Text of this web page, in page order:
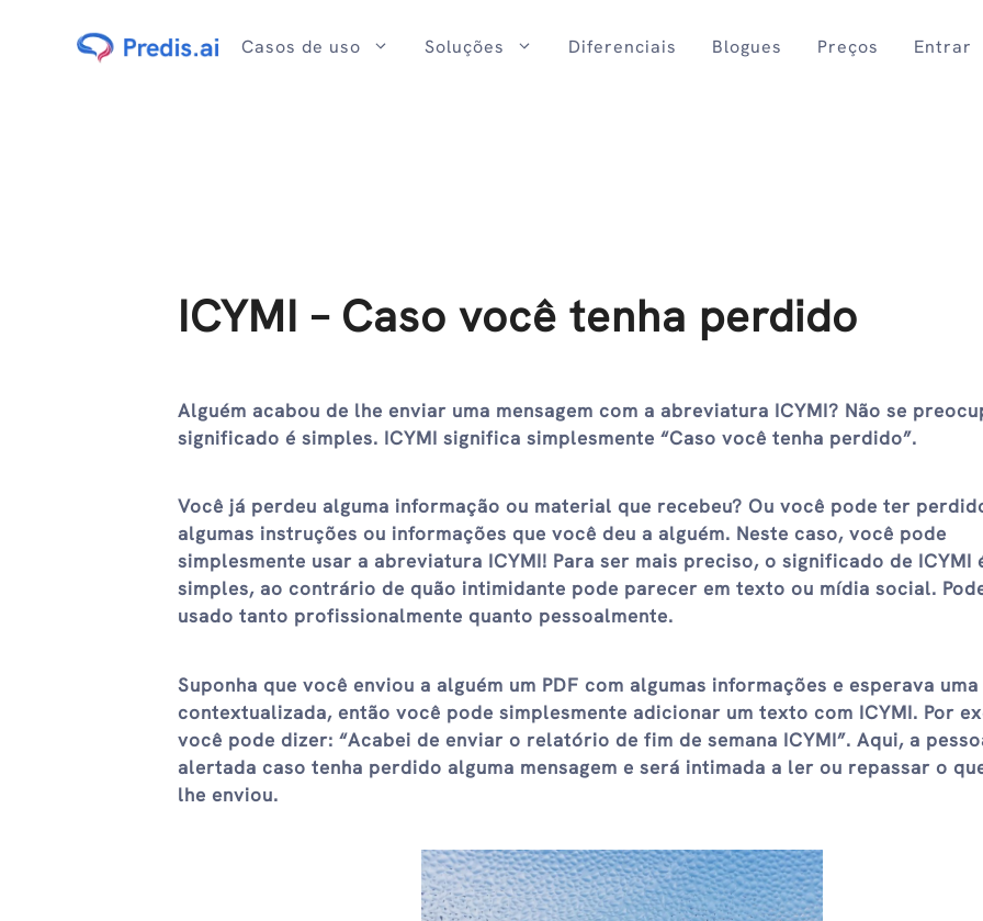
Casos de uso Soluções Diferenciais Blogues Preços Entrar
ICYMI – Caso você tenha perdido
Alguém acabou de lhe enviar uma mensagem com a abreviatura ICYMI? Não se
significado é simples. ICYMI significa simplesmente “Caso você tenha perdido”.
Você já perdeu alguma informação ou material que recebeu? Ou você pode ter
algumas instruções ou informações que você deu a alguém. Neste caso, você pode
simplesmente usar a abreviatura ICYMI! Para ser mais preciso, o significado de ICYMI
simples, ao contrário de quão intimidante pode parecer em texto ou mídia social.
usado tanto profissionalmente quanto pessoalmente.
Suponha que você enviou a alguém um PDF com algumas informações e esperava
contextualizada, então você pode simplesmente adicionar um texto com ICYMI. Por
você pode dizer: “Acabei de enviar o relatório de fim de semana ICYMI”. Aqui, a
alertada caso tenha perdido alguma mensagem e será intimada a ler ou repassar o
lhe enviou.